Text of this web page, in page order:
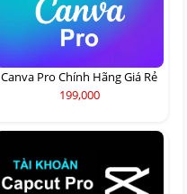
Canva Pro Chính Hãng Giá Rẻ
199,000